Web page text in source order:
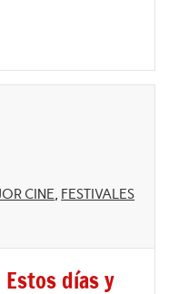
CINE, FESTIVALES
días y